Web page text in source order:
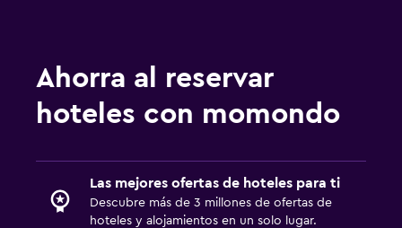
Ahorra al reservar
hoteles con momondo
Las mejores ofertas de hoteles para ti
Descubre más de 3 millones de ofertas de
hoteles y alojamientos en un solo lugar.